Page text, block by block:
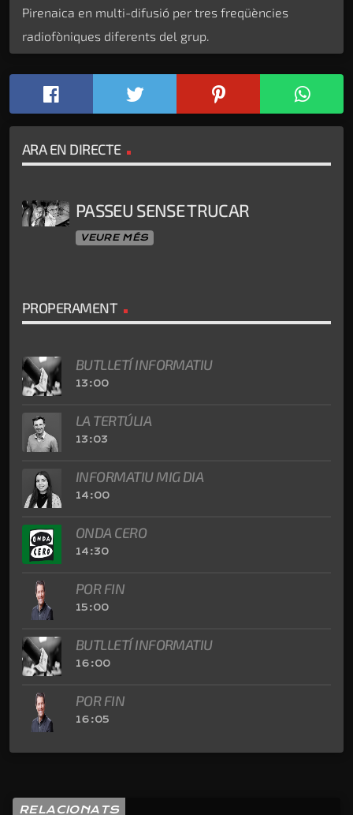
Pirenaica en multi-difusió per tres freqüències
radiofòniques diferents del grup.
ARA EN DIRECTE
PASSEU SENSE TRUCAR
VEURE MÉS
PROPERAMENT
BUTLLETÍ INFORMATIU
13:00
LA TERTÚLIA
13:03
INFORMATIU MIG DIA
14:00
ONDA CERO
14:30
POR FIN
15:00
BUTLLETÍ INFORMATIU
16:00
POR FIN
16:05
RELACIONATS